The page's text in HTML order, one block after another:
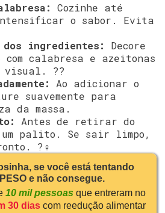
Cozinhe até
o sabor. Evita
dos ingredientes:
Decore
calabresa e azeitonas
visual. ??
Ao adicionar o
suavemente para
da massa.
Antes de retirar do
palito. Se sair limpo,
?️‍♀️
se você está tentando
e não consegue.
10 mil pessoas que entreram no
30 dias com reedução alimentar